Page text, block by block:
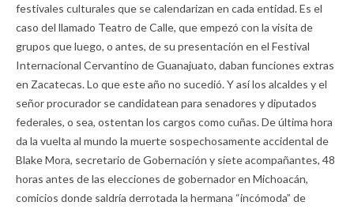
festivales culturales que se calendarizan en cada entidad. Es el
caso del llamado Teatro de Calle, que empezó con la visita de
grupos que luego, o antes, de su presentación en el Festival
Internacional Cervantino de Guanajuato, daban funciones extras
en Zacatecas. Lo que este año no sucedió. Y así los alcaldes y el
señor procurador se candidatean para senadores y diputados
federales, o sea, ostentan los cargos como cuñas. De última hora
da la vuelta al mundo la muerte sospechosamente accidental de
Blake Mora, secretario de Gobernación y siete acompañantes, 48
horas antes de las elecciones de gobernador en Michoacán,
comicios donde saldría derrotada la hermana “incómoda” de